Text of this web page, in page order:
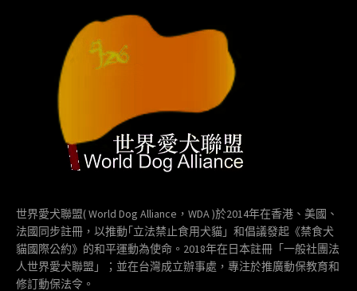
世界愛犬聯盟( World Dog Alliance，WDA )於2014年在香港、美國、
法國同步註冊，以推動｢立法禁止食用犬貓」和倡議發起《禁食犬
貓國際公約》的和平運動為使命。2018年在日本註冊「一般社團法
人世界愛犬聯盟」；並在台灣成立辦事處，專注於推廣動保教育和
修訂動保法令。